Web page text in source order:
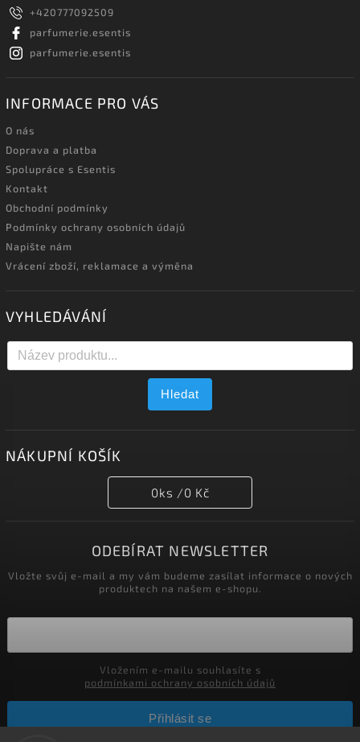
+420777092509
parfumerie.esentis
parfumerie.esentis
INFORMACE PRO VÁS
O nás
Doprava a platba
Spolupráce s Esentis
Kontakt
Obchodní podmínky
Podmínky ochrany osobních údajů
Napište nám
Vrácení zboží, reklamace a výměna
VYHLEDÁVÁNÍ
Hledat
NÁKUPNÍ KOŠÍK
0ks /0 Kč
ODEBÍRAT NEWSLETTER
Vložte svůj e-mail a my vám budeme zasílat informace o nových
produktech na našem e-shopu.
podmínkami ochrany osobních údajů
Přihlásit se